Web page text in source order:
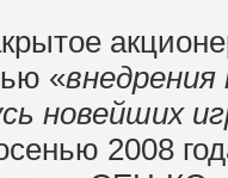
«
новейших
2008